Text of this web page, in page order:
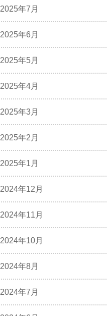
2025年7月
2025年6月
2025年5月
2025年4月
2025年3月
2025年2月
2025年1月
2024年12月
2024年11月
2024年10月
2024年8月
2024年7月